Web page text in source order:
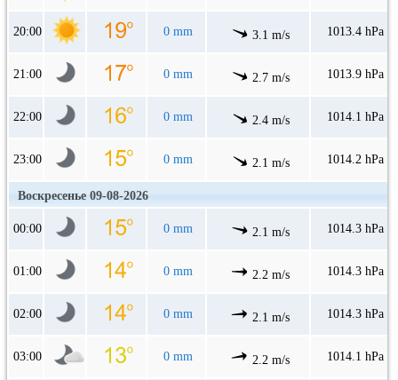
20:00 0 mm 3.1 m/s 1013.4 hPa
21:00 0 mm 2.7 m/s 1013.9 hPa
22:00 0 mm 2.4 m/s 1014.1 hPa
23:00 0 mm 2.1 m/s 1014.2 hPa
Воскресенье 09-08-2026
00:00 0 mm 2.1 m/s 1014.3 hPa
01:00 0 mm 2.2 m/s 1014.3 hPa
02:00 0 mm 2.1 m/s 1014.3 hPa
03:00 0 mm 2.2 m/s 1014.1 hPa